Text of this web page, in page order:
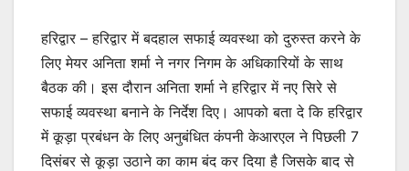
हरिद्वार – हरिद्वार में बदहाल सफाई व्यवस्था को दुरुस्त करने के
लिए मेयर अनिता शर्मा ने नगर निगम के अधिकारियों के साथ
बैठक की। इस दौरान अनिता शर्मा ने हरिद्वार में नए सिरे से
सफाई व्यवस्था बनाने के निर्देश दिए। आपको बता दे कि हरिद्वार
में कूड़ा प्रबंधन के लिए अनुबंधित कंपनी केआरएल ने पिछली 7
दिसंबर से कूड़ा उठाने का काम बंद कर दिया है जिसके बाद से